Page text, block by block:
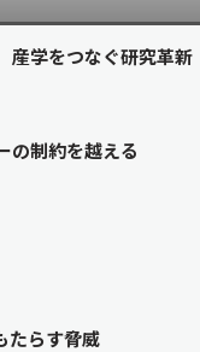
学をつなぐ研究革新
の制約を越える
たらす脅威